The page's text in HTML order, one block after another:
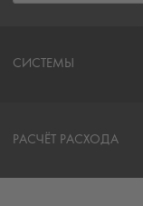
СИСТЕМЫ
РАСЧЁТ РАСХОДА